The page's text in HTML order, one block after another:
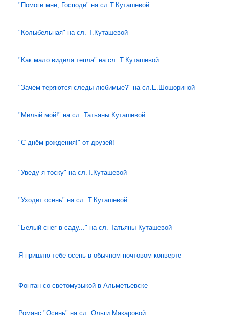
"Помоги мне, Господи" на сл.Т.Куташевой
"Колыбельная" на сл. Т.Куташевой
"Как мало видела тепла" на сл. Т.Куташевой
"Зачем теряются следы любимые?" на сл.Е.Шошориной
"Милый мой!" на сл. Татьяны Куташевой
"С днём рождения!" от друзей!
"Уведу я тоску" на сл.Т.Куташевой
"Уходит осень" на сл. Т.Куташевой
"Белый снег в саду..." на сл. Татьяны Куташевой
Я пришлю тебе осень в обычном почтовом конверте
Фонтан со светомузыкой в Альметьевске
Романс "Осень" на сл. Ольги Макаровой